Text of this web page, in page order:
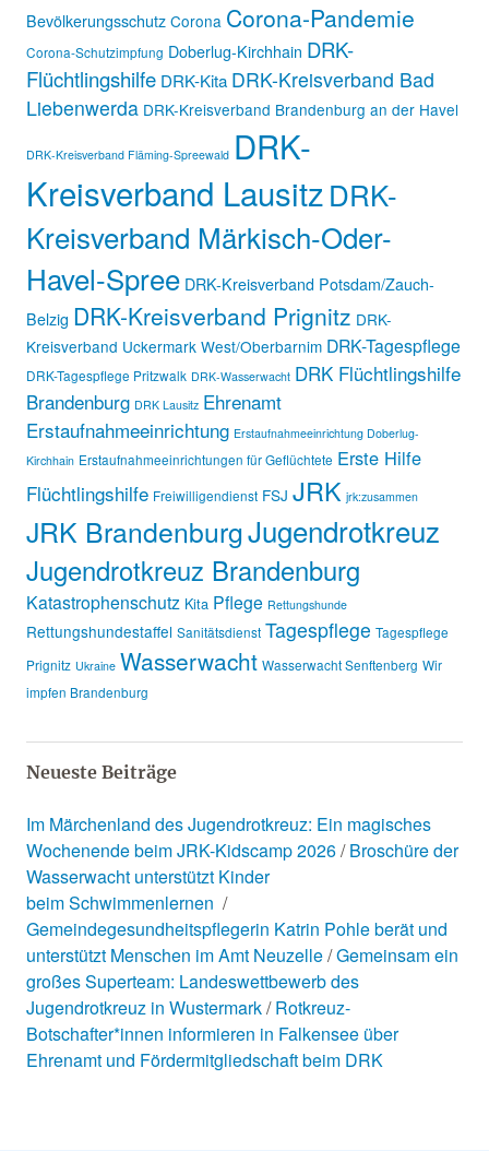
Bevölkerungsschutz Corona Corona-Pandemie
Corona-Schutzimpfung Doberlug-Kirchhain DRK-
Flüchtlingshilfe DRK-Kita DRK-Kreisverband Bad
Liebenwerda DRK-Kreisverband Brandenburg an der Havel
DRK-Kreisverband Fläming-Spreewald DRK-
Kreisverband LausitzDRK-
Kreisverband Märkisch-Oder-
Havel-Spree DRK-Kreisverband Potsdam/Zauch-
Belzig DRK-Kreisverband Prignitz DRK-
Kreisverband Uckermark West/Oberbarnim DRK-Tagespflege
DRK-Tagespflege Pritzwalk DRK-Wasserwacht DRK Flüchtlingshilfe
Brandenburg DRK Lausitz Ehrenamt
Erstaufnahmeeinrichtung Erstaufnahmeeinrichtung Doberlug-
Kirchhain Erstaufnahmeeinrichtungen für Geflüchtete Erste Hilfe
Flüchtlingshilfe Freiwilligendienst FSJ JRK jrk:zusammen
JRK BrandenburgJugendrotkreuz
Jugendrotkreuz Brandenburg
Katastrophenschutz Kita Pflege Rettungshunde
Rettungshundestaffel Sanitätsdienst Tagespflege Tagespflege
Prignitz Ukraine Wasserwacht Wasserwacht Senftenberg Wir
impfen Brandenburg
Neueste Beiträge
Im Märchenland des Jugendrotkreuz: Ein magisches
Wochenende beim JRK-Kidscamp 2026 Broschüre der
Wasserwacht unterstützt Kinder
beim Schwimmenlernen
Gemeindegesundheitspflegerin Katrin Pohle berät und
unterstützt Menschen im Amt Neuzelle Gemeinsam ein
großes Superteam: Landeswettbewerb des
Jugendrotkreuz in Wustermark Rotkreuz-
Botschafter*innen informieren in Falkensee über
Ehrenamt und Fördermitgliedschaft beim DRK